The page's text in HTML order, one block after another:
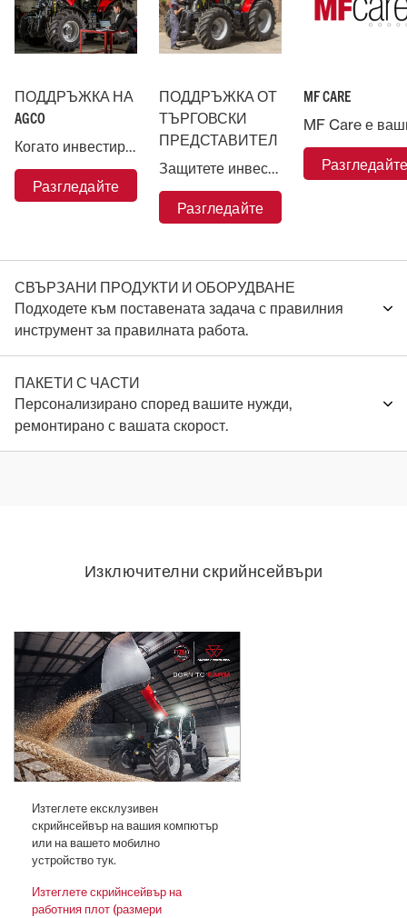
ПОДДРЪЖКА НА
AGCO
Когато инвестирате в машина Massey Ferguson, вие сте подкрепени от AGCO, най-голямата компания за селскостопански машини в света.
Разгледайте
ПОДДРЪЖКА ОТ
ТЪРГОВСКИ
ПРЕДСТАВИТЕЛ
Защитете инвестицията си в Massey Ferguson и поверете машината си в ръцете на експертите.
Разгледайте
MF CARE
СВЪРЗАНИ ПРОДУКТИ И ОБОРУДВАНЕ
Подходете към поставената задача с правилния
инструмент за правилната работа.
ПАКЕТИ С ЧАСТИ
Персонализирано според вашите нужди,
ремонтирано с вашата скорост.
Изключителни скрийнсейвъри
Изтеглете ексклузивен
скрийнсейвър на вашия компютър
или на вашето мобилно
устройство тук.
Изтеглете скрийнсейвър на
работния плот (размери